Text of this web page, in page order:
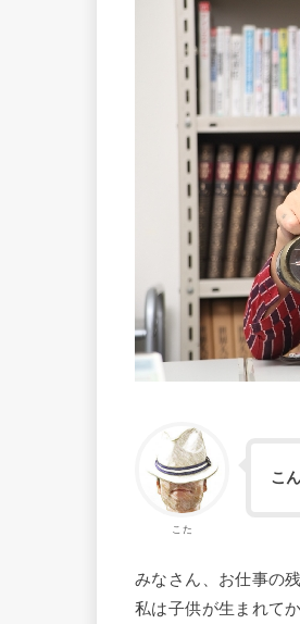
こた
こ
みなさん、お仕事の
私は子供が生まれて